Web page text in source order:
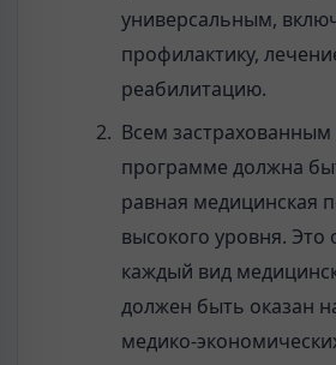
универсальным,
профилактику,
реабилитацию.
Всем
программе должна
равная медицинская
высокого уровня. Это
каждый вид
должен быть оказан
медико-